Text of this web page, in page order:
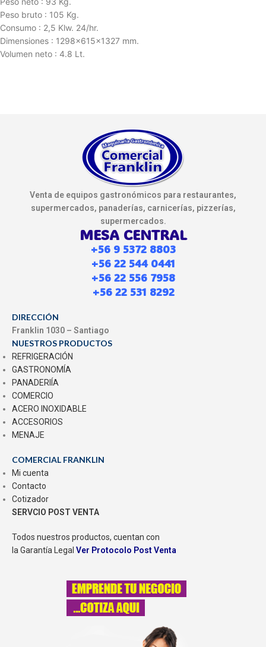
Peso bruto : 105 Kg.
Consumo : 2,5 Klw. 24/hr.
Dimensiones : 1298x615x1327 mm.
Volumen neto : 4.8 Lt.
Venta de equipos gastronómicos para restaurantes,
supermercados, panaderías, carnicerías, pizzerías,
supermercados.
MESA CENTRAL
+56 9 5372 8803
+56 22 544 0441
+56 22 556 7958
+56 22 531 8292
DIRECCIÓN
Franklin 1030 – Santiago
NUESTROS PRODUCTOS
REFRIGERACIÓN
GASTRONOMÍA
PANADERIÍA
COMERCIO
ACERO INOXIDABLE
ACCESORIOS
MENAJE
COMERCIAL FRANKLIN
Mi cuenta
Contacto
Cotizador
SERVCIO POST VENTA
Todos nuestros productos, cuentan con
la Garantía Legal Ver Protocolo Post Venta